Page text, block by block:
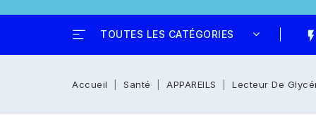
TOUTES LES CATÉGORIES flash_on
Accueil Santé APPAREILS Lecteur De